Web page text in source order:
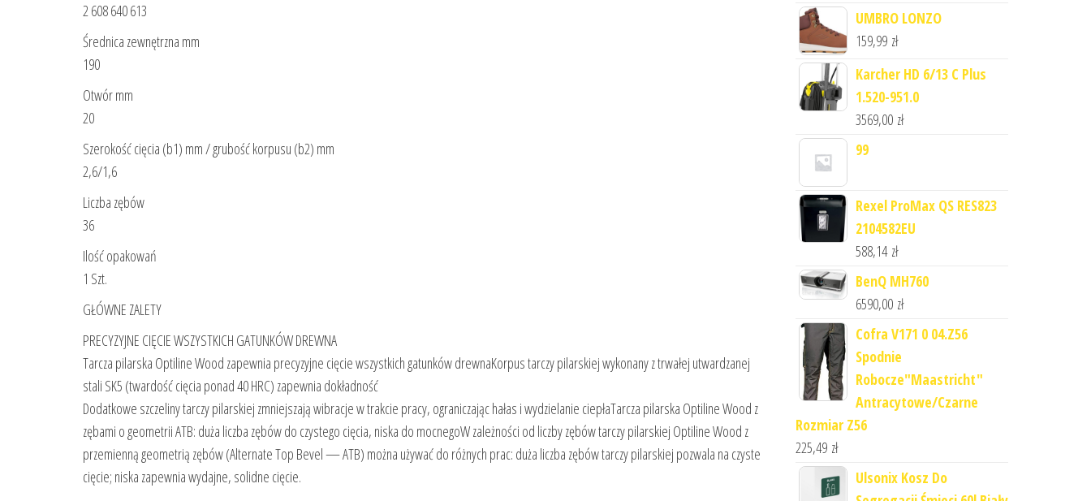
2 608 640 613
Średnica zewnętrzna mm
190
Otwór mm
20
Szerokość cięcia (b1) mm / grubość korpusu (b2) mm
2,6/1,6
Liczba zębów
36
Ilość opakowań
1 Szt.
GŁÓWNE ZALETY
PRECYZYJNE CIĘCIE WSZYSTKICH GATUNKÓW DREWNA
Tarcza pilarska Optiline Wood zapewnia precyzyjne cięcie wszystkich gatunków drewnaKorpus tarczy pilarskiej wykonany z trwałej utwardzanej
stali SK5 (twardość cięcia ponad 40 HRC) zapewnia dokładność
Dodatkowe szczeliny tarczy pilarskiej zmniejszają wibracje w trakcie pracy, ograniczając hałas i wydzielanie ciepłaTarcza pilarska Optiline Wood z
zębami o geometrii ATB: duża liczba zębów do czystego cięcia, niska do mocnegoW zależności od liczby zębów tarczy pilarskiej Optiline Wood z
przemienną geometrią zębów (Alternate Top Bevel — ATB) można używać do różnych prac: duża liczba zębów tarczy pilarskiej pozwala na czyste
cięcie; niska zapewnia wydajne, solidne cięcie.
UMBRO LONZO
159,99 zł
Karcher HD 6/13 C Plus
1.520-951.0
3569,00 zł
99
Rexel ProMax QS RES823
2104582EU
588,14 zł
BenQ MH760
6590,00 zł
Cofra V171 0 04.Z56
Spodnie
Robocze"Maastricht"
Antracytowe/Czarne
Rozmiar Z56
225,49 zł
Ulsonix Kosz Do